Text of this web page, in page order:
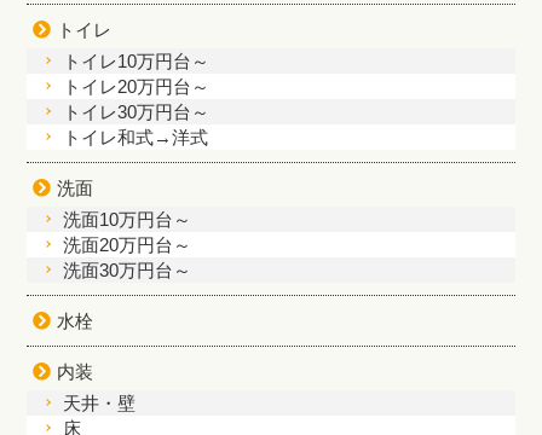
トイレ
トイレ10万円台～
トイレ20万円台～
トイレ30万円台～
トイレ和式→洋式
洗面
洗面10万円台～
洗面20万円台～
洗面30万円台～
水栓
内装
天井・壁
床